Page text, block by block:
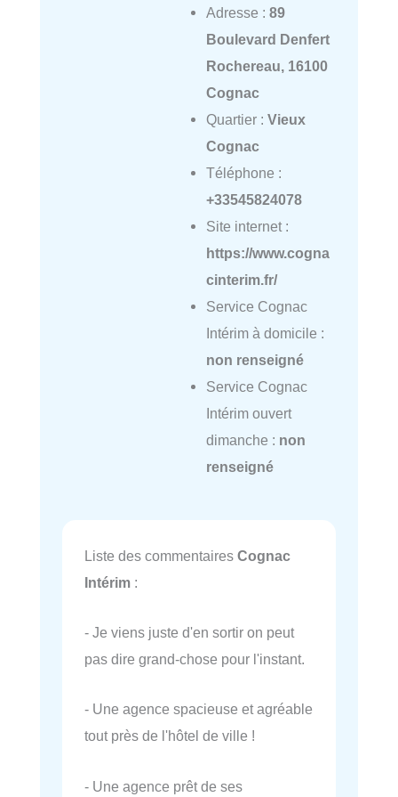
Adresse : 89
Boulevard Denfert
Rochereau, 16100
Cognac
Quartier : Vieux
Cognac
Téléphone :
+33545824078
Site internet :
https://www.cogna
cinterim.fr/
Service Cognac
Intérim à domicile :
non renseigné
Service Cognac
Intérim ouvert
dimanche : non
renseigné
Liste des commentaires Cognac
Intérim :
- Je viens juste d'en sortir on peut
pas dire grand-chose pour l'instant.
- Une agence spacieuse et agréable
tout près de l'hôtel de ville !
- Une agence prêt de ses